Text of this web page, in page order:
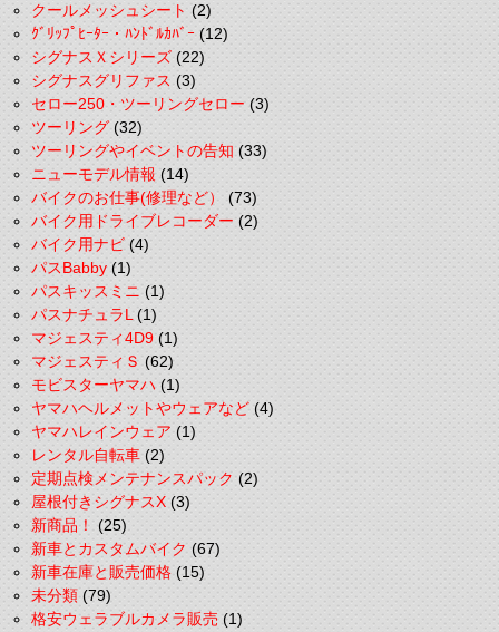
クールメッシュシート(2)
ｸﾞﾘｯﾌﾟﾋｰﾀｰ・ﾊﾝﾄﾞﾙｶﾊﾞｰ(12)
シグナスＸシリーズ(22)
シグナスグリファス(3)
セロー250・ツーリングセロー(3)
ツーリング(32)
ツーリングやイベントの告知(33)
ニューモデル情報(14)
バイクのお仕事(修理など）(73)
バイク用ドライブレコーダー(2)
バイク用ナビ(4)
パスBabby(1)
パスキッスミニ(1)
パスナチュラL(1)
マジェスティ4D9(1)
マジェスティＳ(62)
モビスターヤマハ(1)
ヤマハヘルメットやウェアなど(4)
ヤマハレインウェア(1)
レンタル自転車(2)
定期点検メンテナンスパック(2)
屋根付きシグナスX(3)
新商品！(25)
新車とカスタムバイク(67)
新車在庫と販売価格(15)
未分類(79)
格安ウェラブルカメラ販売(1)